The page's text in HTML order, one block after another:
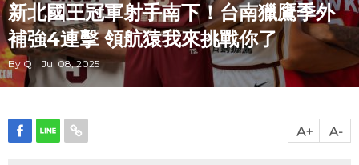
新北國王冠軍射手南下！台南獵鷹季外
補強4連擊 領航猿我來挑戰你了
By Q Jul 08, 2025